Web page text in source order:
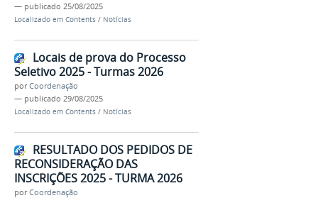
— publicado 25/08/2025
Localizado em Contents / Notícias
Locais de prova do Processo
Seletivo 2025 - Turmas 2026
porCoordenação
— publicado 29/08/2025
Localizado em Contents / Notícias
RESULTADO DOS PEDIDOS DE
RECONSIDERAÇÃO DAS
INSCRIÇÕES 2025 - TURMA 2026
porCoordenação